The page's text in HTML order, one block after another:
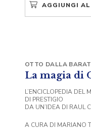
AGGIUNGI
La magia di
OTTO DALLA
L’ENCICLOPEDIA DEL
DI PRESTIGIO
DA UN’IDEA DI RAUL
A CURA DI MARIANO